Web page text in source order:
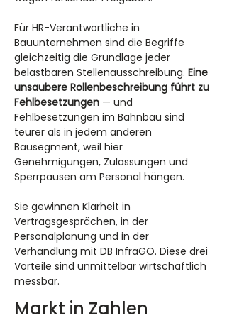
Für HR-Verantwortliche in
Bauunternehmen sind die Begriffe
gleichzeitig die Grundlage jeder
belastbaren Stellenausschreibung. Eine
unsaubere Rollenbeschreibung führt zu
Fehlbesetzungen — und
Fehlbesetzungen im Bahnbau sind
teurer als in jedem anderen
Bausegment, weil hier
Genehmigungen, Zulassungen und
Sperrpausen am Personal hängen.
Sie gewinnen Klarheit in
Vertragsgesprächen, in der
Personalplanung und in der
Verhandlung mit DB InfraGO. Diese drei
Vorteile sind unmittelbar wirtschaftlich
messbar.
Markt in Zahlen